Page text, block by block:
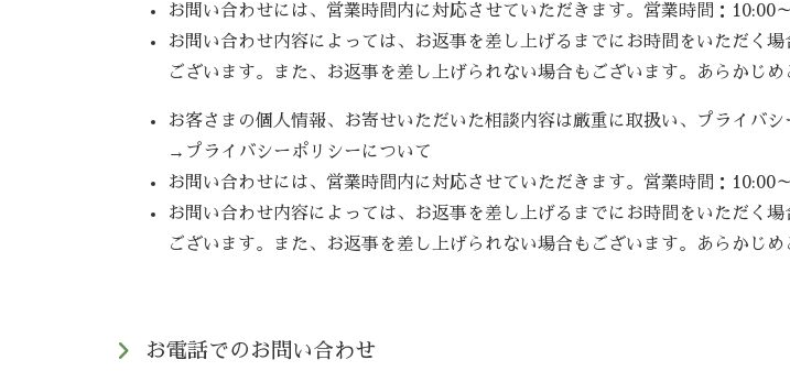
お問い合わせには、営業時間内に対応させていただきます。営業時間：10:00
お問い合わせ内容によっては、お返事を差し上げるまでにお時間をいただく
ございます。また、お返事を差し上げられない場合もございます。あらかじめ
お客さまの個人情報、お寄せいただいた相談内容は厳重に取扱い、プライバシ
→プライバシーポリシーについて
お問い合わせには、営業時間内に対応させていただきます。営業時間：10:00
お問い合わせ内容によっては、お返事を差し上げるまでにお時間をいただく
ございます。また、お返事を差し上げられない場合もございます。あらかじめ
お電話でのお問い合わせ